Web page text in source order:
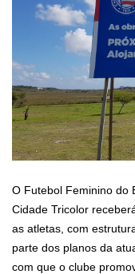
O Futebol Feminino do
Cidade Tricolor
as atletas, com
parte dos planos da
com que o clube